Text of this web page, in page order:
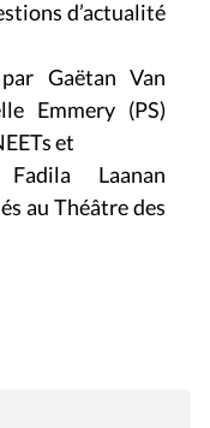
d’actualité
Gaëtan Van
Emmery (PS)
et
Laanan
au Théâtre des